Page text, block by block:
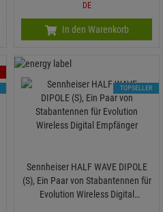
DE
In den Warenkorb
Sennheiser HALF WAVE DIPOLE
(S), Ein Paar von Stabantennen für
Evolution Wireless Digital
TOPSELLER